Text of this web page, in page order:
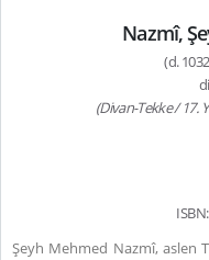
Nazmî,
(d.
(Divan-Tekke / 17.
Şeyh Mehmed Nazmî, aslen